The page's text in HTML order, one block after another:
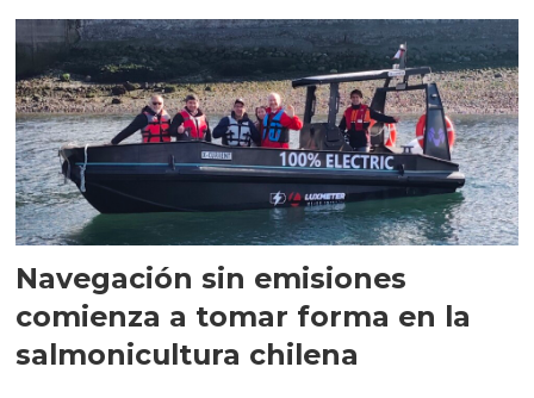
Navegación sin emisiones
comienza a tomar forma en la
salmonicultura chilena